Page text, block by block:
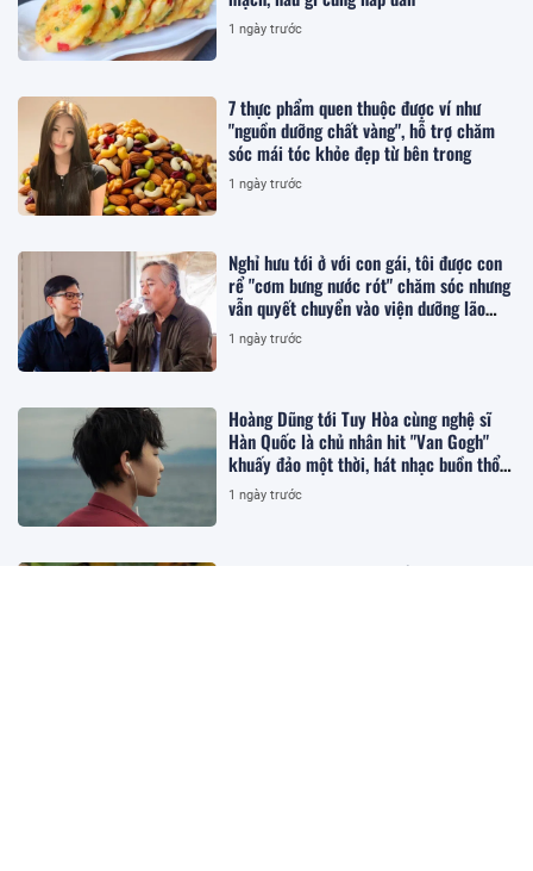
1 ngày trước
7 thực phẩm quen thuộc được ví như
"nguồn dưỡng chất vàng", hỗ trợ chăm
sóc mái tóc khỏe đẹp từ bên trong
1 ngày trước
Nghỉ hưu tới ở với con gái, tôi được con
rể "cơm bưng nước rót" chăm sóc nhưng
vẫn quyết chuyển vào viện dưỡng lão
sống
1 ngày trước
Hoàng Dũng tới Tuy Hòa cùng nghệ sĩ
Hàn Quốc là chủ nhân hit "Van Gogh"
khuấy đảo một thời, hát nhạc buồn thổn
thức
1 ngày trước
Loại quả xưa chín rụng đầy nay thành